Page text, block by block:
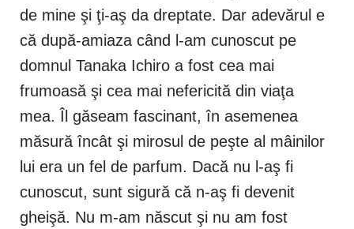
de mine şi ţi-aş da dreptate. Dar adevărul e
că după-amiaza când l-am cunoscut pe
domnul Tanaka Ichiro a fost cea mai
frumoasă şi cea mai nefericită din viaţa
mea. Îl găseam fascinant, în asemenea
măsură încât şi mirosul de peşte al mâinilor
lui era un fel de parfum. Dacă nu l-aş fi
cunoscut, sunt sigură că n-aş fi devenit
gheişă. Nu m-am născut şi nu am fost